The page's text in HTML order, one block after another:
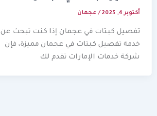
أكتوبر 4, 2025 / عجمان
تفصيل كبتات في عجمان إذا كنت تبحث عن
خدمة تفصيل كبتات في عجمان مميزة، فإن
شركة خدمات الإمارات تقدم لك